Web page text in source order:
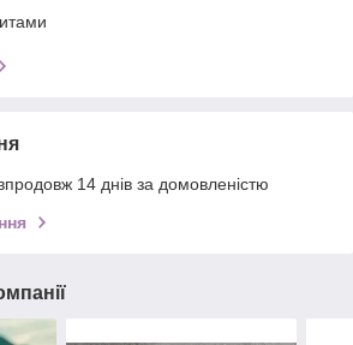
14 днів за домовленістю